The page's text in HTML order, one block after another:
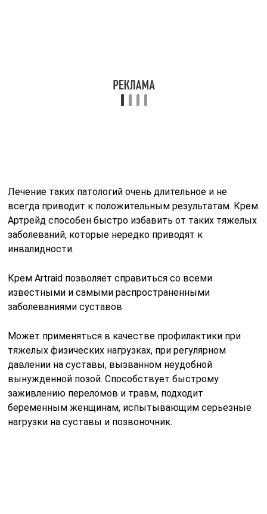
давлении на суставы, вызванном неудобной
вынужденной позой. Способствует быстрому
заживлению переломов и травм, подходит
беременным женщинам, испытывающим серьезные
нагрузки на суставы и позвоночник.